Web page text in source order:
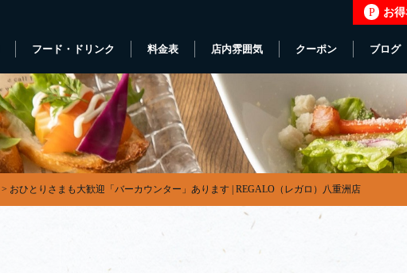
P お
フード・ドリンク 料金表 店内雰囲気 クーポン ブログ
> おひとりさまも大歓迎「バーカウンター」あります | REGALO（レガロ）八重洲店